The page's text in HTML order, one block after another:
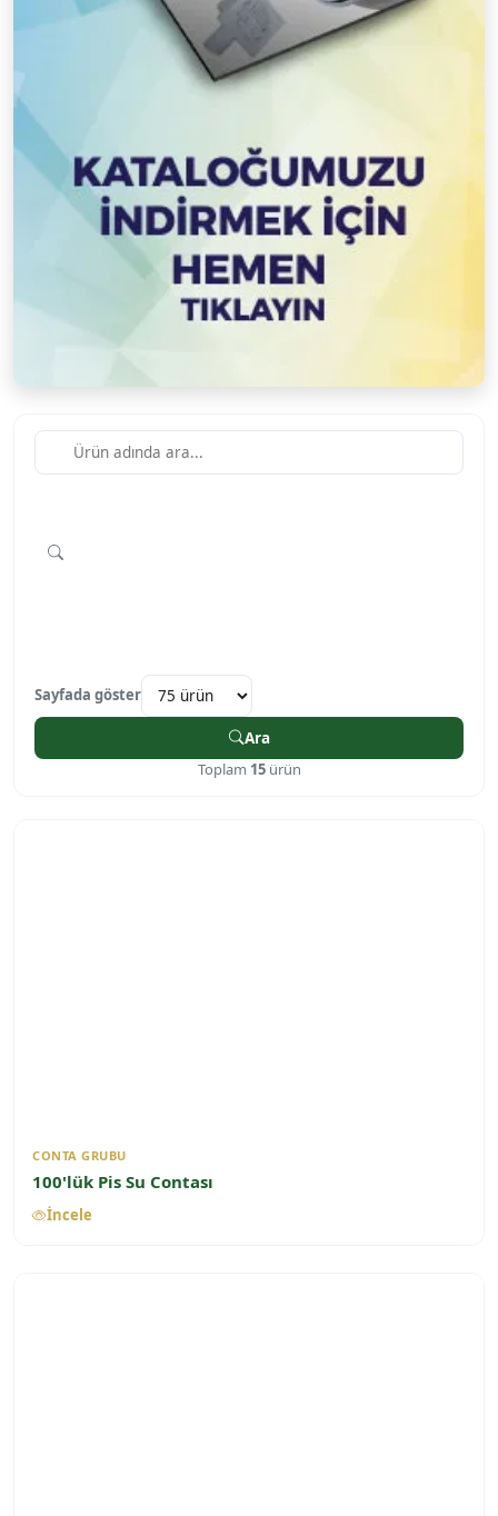
Sayfada göster
Ara
Toplam 15ürün
CONTA GRUBU
100'lük Pis Su Contası
İncele